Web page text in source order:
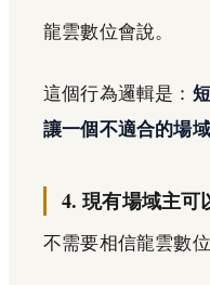
龍雲數位會說。
這個行為邏輯是：
讓一個不適合的場域
4. 現有場域主可
不需要相信龍雲數